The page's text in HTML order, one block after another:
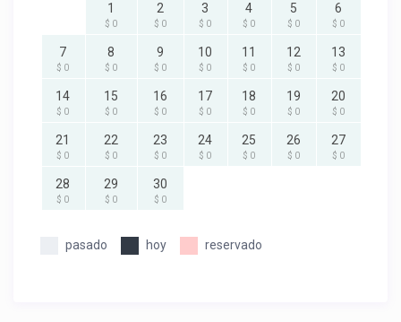
1
$ 0
2
$ 0
3
$ 0
4
$ 0
5
$ 0
6
$ 0
7
$ 0
8
$ 0
9
$ 0
10
$ 0
11
$ 0
12
$ 0
13
$ 0
14
$ 0
15
$ 0
16
$ 0
17
$ 0
18
$ 0
19
$ 0
20
$ 0
21
$ 0
22
$ 0
23
$ 0
24
$ 0
25
$ 0
26
$ 0
27
$ 0
28
$ 0
29
$ 0
30
$ 0
pasado hoy reservado